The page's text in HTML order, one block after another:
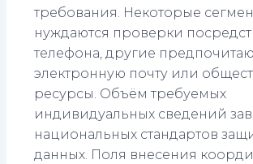
требования. Некоторые
нуждаются проверки
телефона, другие
электронную почту или
ресурсы. Объём требуемых
индивидуальных сведений
национальных стандартов
данных. Поля внесения